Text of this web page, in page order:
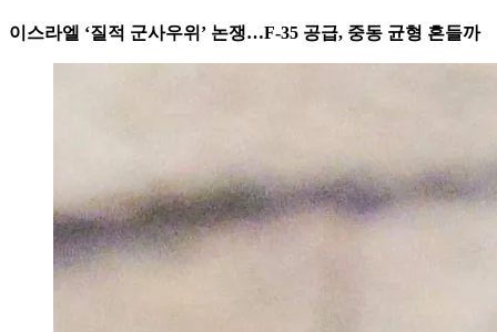
이스라엘 ‘질적 군사우위’ 논쟁…F-35 공급, 중동 균형 흔들까